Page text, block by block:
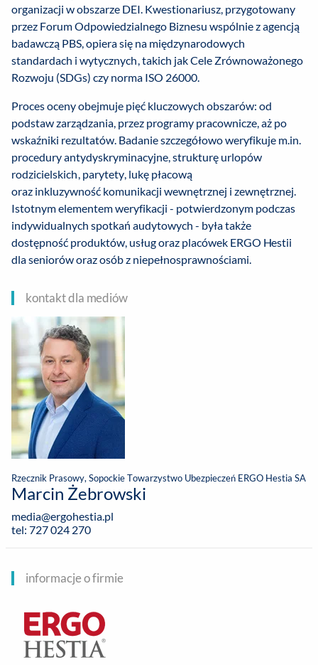
organizacji w obszarze DEI. Kwestionariusz, przygotowany
przez Forum Odpowiedzialnego Biznesu wspólnie z agencją
badawczą PBS, opiera się na międzynarodowych
standardach i wytycznych, takich jak Cele Zrównoważonego
Rozwoju (SDGs) czy norma ISO 26000.
Proces oceny obejmuje pięć kluczowych obszarów: od
podstaw zarządzania, przez programy pracownicze, aż po
wskaźniki rezultatów. Badanie szczegółowo weryfikuje m.in.
procedury antydyskryminacyjne, strukturę urlopów
rodzicielskich, parytety, lukę płacową
oraz inkluzywność komunikacji wewnętrznej i zewnętrznej.
Istotnym elementem weryfikacji - potwierdzonym podczas
indywidualnych spotkań audytowych - była także
dostępność produktów, usług oraz placówek ERGO Hestii
dla seniorów oraz osób z niepełnosprawnościami.
kontakt dla mediów
Rzecznik Prasowy, Sopockie Towarzystwo Ubezpieczeń ERGO Hestia SA
Marcin Żebrowski
media@ergohestia.pl
tel: 727 024 270
informacje o firmie